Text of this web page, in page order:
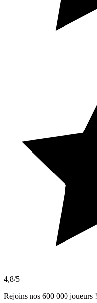
4,8/5
Rejoins nos 600 000 joueurs !